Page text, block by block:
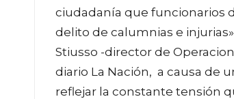
ciudadanía que funcionarios
delito de calumnias e
Stiusso -director de
diario La Nación, a causa de
reflejar la constante tensión